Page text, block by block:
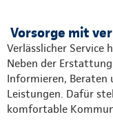
Vorsorge mit
Verlässlicher Service
Neben der
Informieren, Beraten
Leistungen. Dafür
komfortable